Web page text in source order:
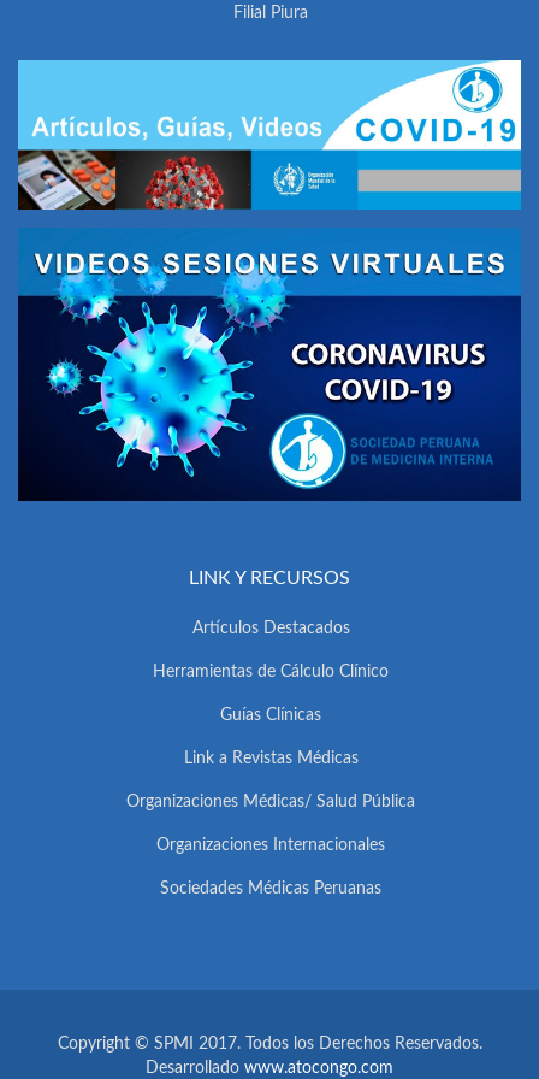
Filial Piura
LINK Y RECURSOS
Artículos Destacados
Herramientas de Cálculo Clínico
Guías Clínicas
Link a Revistas Médicas
Organizaciones Médicas/ Salud Pública
Organizaciones Internacionales
Sociedades Médicas Peruanas
Copyright © SPMI 2017. Todos los Derechos Reservados.
Desarrollado www.atocongo.com